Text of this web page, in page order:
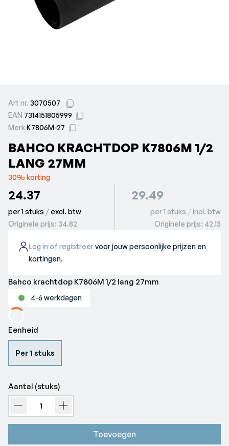
Art nr. 3070507
EAN 7314151805999
MerkK7806M-27
BAHCO KRACHTDOP K7806M 1/2
LANG 27MM
30% korting
24.37
per 1 stuks / excl. btw
Originele prijs: 34.82
29.49
per 1 stuks /incl. btw
Originele prijs: 42.13
Log in of registreervoor jouw persoonlijke prijzen en
kortingen.
Bahco krachtdop K7806M 1/2 lang 27mm
4-6 werkdagen
Loading...
Eenheid
Per 1 stuks
Aantal (stuks)
Toevoegen